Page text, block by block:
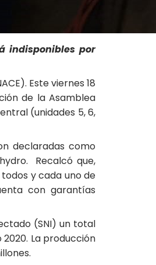
indisponibles por
Este viernes 18
de la Asamblea
(unidades 5, 6,
declaradas como
Recalcó que,
y cada uno de
con garantías
(SNI) un total
La producción